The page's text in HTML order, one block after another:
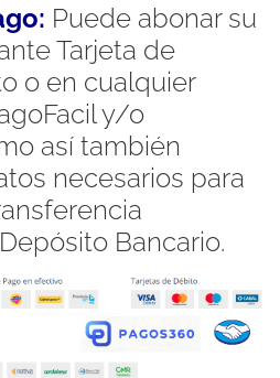
Puede abonar su
Tarjeta de
o en cualquier
y/o
así también
necesarios para
Bancario.